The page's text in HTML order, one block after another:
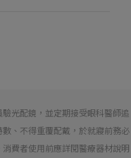
光配鏡，並定期接受眼科醫師追
、不得重覆配戴，於就寢前務必
費者使用前應詳閱醫療器材說明